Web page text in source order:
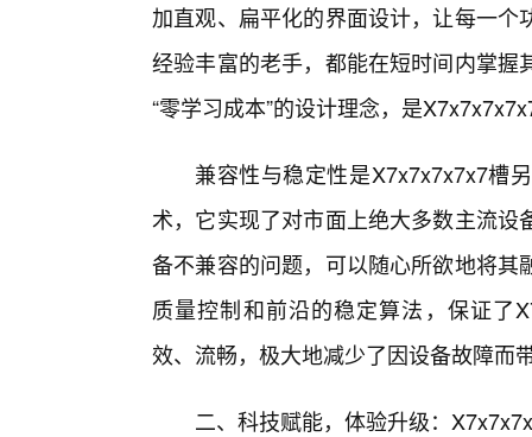
加直观、扁平化的界面设计，让每一
经验丰富的老手，都能在短时间内掌
“零学习成本”的设计理念，是
兼容性与稳定性是X7x7x7x7x7槽
术，它实现了对市面上绝大多数主流
备不兼容的问题，可以随心所欲地将
质量控制和前沿的稳定算法，保证了
效、流畅，极大地减少了因设备故障而
二、科技赋能，体验升级：